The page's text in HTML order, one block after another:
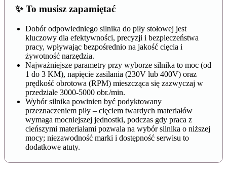
✨ To musisz zapamiętać
Dobór odpowiedniego silnika do piły stołowej jest
kluczowy dla efektywności, precyzji i bezpieczeństwa
pracy, wpływając bezpośrednio na jakość cięcia i
żywotność narzędzia.
Najważniejsze parametry przy wyborze silnika to moc (od
1 do 3 KM), napięcie zasilania (230V lub 400V) oraz
prędkość obrotowa (RPM) mieszcząca się zazwyczaj w
przedziale 3000-5000 obr./min.
Wybór silnika powinien być podyktowany
przeznaczeniem piły – cięciem twardych materiałów
wymaga mocniejszej jednostki, podczas gdy praca z
cieńszymi materiałami pozwala na wybór silnika o niższej
mocy; niezawodność marki i dostępność serwisu to
dodatkowe atuty.